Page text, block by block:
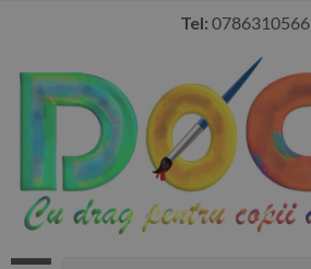
Tel: 0786310566